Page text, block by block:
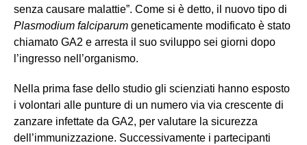
senza causare malattie”. Come si è detto, il nuovo tipo di
Plasmodium falciparum geneticamente modificato è stato
chiamato GA2 e arresta il suo sviluppo sei giorni dopo
l’ingresso nell’organismo.
Nella prima fase dello studio gli scienziati hanno esposto
i volontari alle punture di un numero via via crescente di
zanzare infettate da GA2, per valutare la sicurezza
dell’immunizzazione. Successivamente i partecipanti